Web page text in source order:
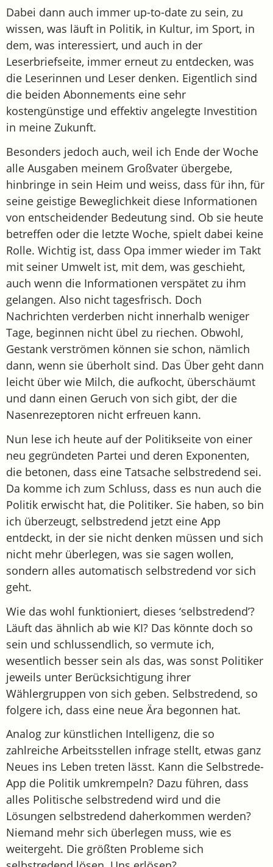
Dabei dann auch immer up-to-date zu sein, zu
wissen, was läuft in Politik, in Kultur, im Sport, in
dem, was interessiert, und auch in der
Leserbriefseite, immer erneut zu entdecken, was
die Leserinnen und Leser denken. Eigentlich sind
die beiden Abonnements eine sehr
kostengünstige und effektiv angelegte Investition
in meine Zukunft.
Besonders jedoch auch, weil ich Ende der Woche
alle Ausgaben meinem Großvater übergebe,
hinbringe in sein Heim und weiss, dass für ihn, für
seine geistige Beweglichkeit diese Informationen
von entscheidender Bedeutung sind. Ob sie heute
betreffen oder die letzte Woche, spielt dabei keine
Rolle. Wichtig ist, dass Opa immer wieder im Takt
mit seiner Umwelt ist, mit dem, was geschieht,
auch wenn die Informationen verspätet zu ihm
gelangen. Also nicht tagesfrisch. Doch
Nachrichten verderben nicht innerhalb weniger
Tage, beginnen nicht übel zu riechen. Obwohl,
Gestank verströmen können sie schon, nämlich
dann, wenn sie überholt sind. Das Über geht dann
leicht über wie Milch, die aufkocht, überschäumt
und dann einen Geruch von sich gibt, der die
Nasenrezeptoren nicht erfreuen kann.
Nun lese ich heute auf der Politikseite von einer
neu gegründeten Partei und deren Exponenten,
die betonen, dass eine Tatsache selbstredend sei.
Da komme ich zum Schluss, dass es nun auch die
Politik erwischt hat, die Politiker. Sie haben, so bin
ich überzeugt, selbstredend jetzt eine App
entdeckt, in der sie nicht denken müssen und sich
nicht mehr überlegen, was sie sagen wollen,
sondern alles automatisch selbstredend vor sich
geht.
Wie das wohl funktioniert, dieses ‘selbstredend’?
Läuft das ähnlich ab wie KI? Das könnte doch so
sein und schlussendlich, so vermute ich,
wesentlich besser sein als das, was sonst Politiker
jeweils unter Berücksichtigung ihrer
Wählergruppen von sich geben. Selbstredend, so
folgere ich, dass eine neue Ära begonnen hat.
Analog zur künstlichen Intelligenz, die so
zahlreiche Arbeitsstellen infrage stellt, etwas ganz
Neues ins Leben treten lässt. Kann die Selbstrede-
App die Politik umkrempeln? Dazu führen, dass
alles Politische selbstredend wird und die
Lösungen selbstredend daherkommen werden?
Niemand mehr sich überlegen muss, wie es
weitergeht. Die größten Probleme sich